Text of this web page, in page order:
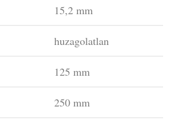
15,2 mm
huzagolatlan
125 mm
250 mm